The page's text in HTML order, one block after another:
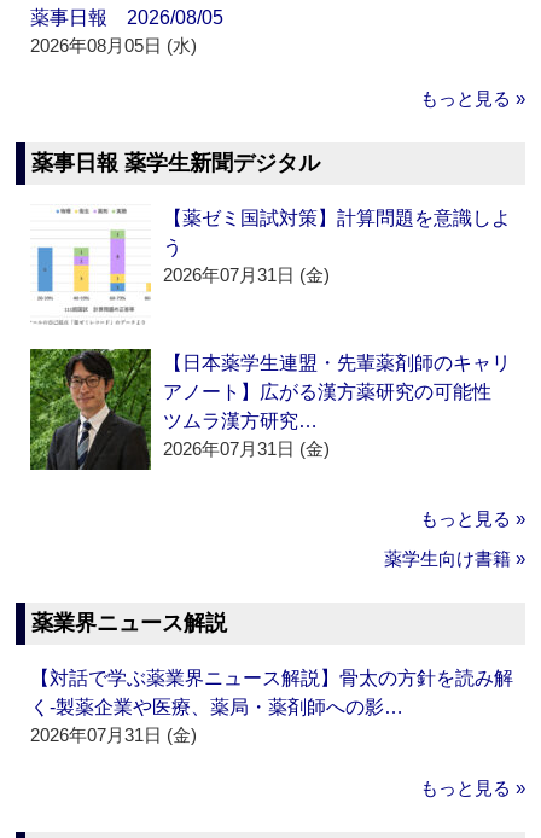
薬事日報 2026/08/05
2026年08月05日 (水)
もっと見る »
薬事日報 薬学生新聞デジタル
【薬ゼミ国試対策】計算問題を意識しよ
う
2026年07月31日 (金)
【日本薬学生連盟・先輩薬剤師のキャリ
アノート】広がる漢方薬研究の可能性
ツムラ漢方研究…
2026年07月31日 (金)
もっと見る »
薬学生向け書籍 »
薬業界ニュース解説
【対話で学ぶ薬業界ニュース解説】骨太の方針を読み解
く‐製薬企業や医療、薬局・薬剤師への影…
2026年07月31日 (金)
もっと見る »